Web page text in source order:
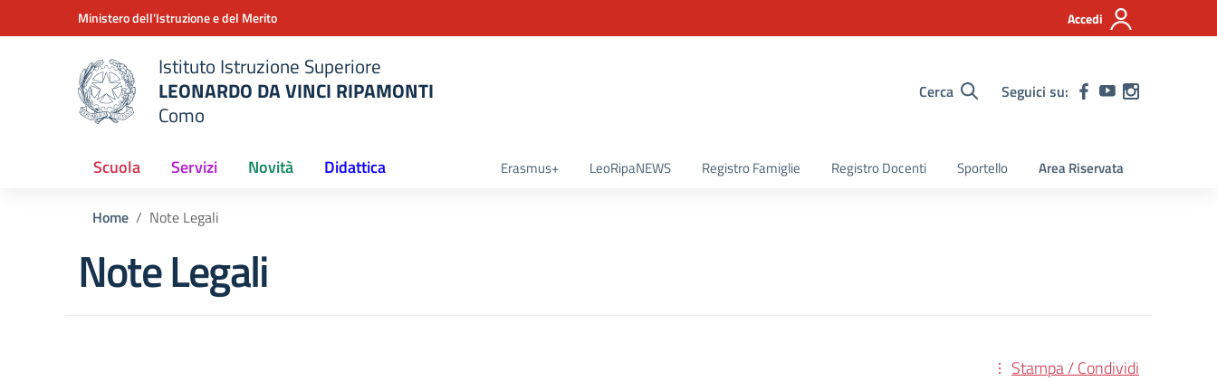
Vai ai contenuti
Vai al menu di navigazioneMinistero dell'Istruzione e del Merito Accedi
scuola
Istituto Istruzione Superiore
LEONARDO DA VINCI RIPAMONTI
Como
Cerca Seguici su:
Scuola Servizi Novità Didattica Erasmus+ LeoRipaNEWS Registro Famiglie Registro Docenti Sportello Area Riservata
Home Note Legali
Note Legali
Stampa / Condividi